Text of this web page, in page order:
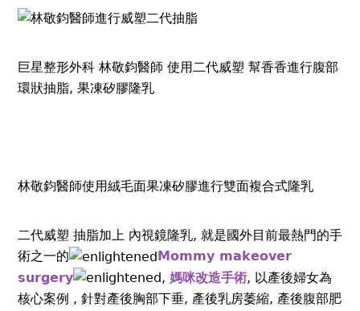
巨星整形外科 林敬鈞醫師 使用二代威塑 幫香香進行腹部
環狀抽脂, 果凍矽膠隆乳
林敬鈞醫師使用絨毛面果凍矽膠進行雙面複合式隆乳
二代威塑 抽脂加上 內視鏡隆乳, 就是國外目前最熱門的手
術之一的
Mommy makeover
surgery
, 媽咪改造手術, 以產後婦女為
核心案例 , 針對產後胸部下垂, 產後乳房萎縮, 產後腹部肥